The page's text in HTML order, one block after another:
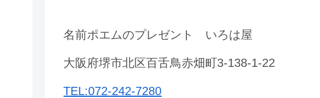
名前ポエムのプレゼント いろは屋
大阪府堺市北区百舌鳥赤畑町3-138-1-22
TEL:072-242-7280